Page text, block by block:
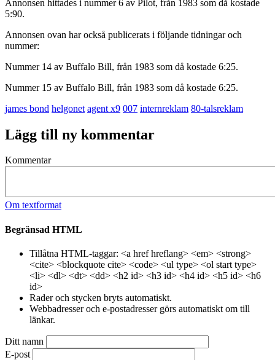
Annonsen hittades i nummer 6 av Pilot, från 1983 som då kostade
5:90.
Annonsen ovan har också publicerats i följande tidningar och
nummer:
Nummer 14 av Buffalo Bill, från 1983 som då kostade 6:25.
Nummer 15 av Buffalo Bill, från 1983 som då kostade 6:25.
james bond helgonet agent x9 007 internreklam 80-talsreklam
Lägg till ny kommentar
Kommentar
Om textformat
Begränsad HTML
Tillåtna HTML-taggar: <a href hreflang> <em> <strong>
<cite> <blockquote cite> <code> <ul type> <ol start type>
<li> <dl> <dt> <dd> <h2 id> <h3 id> <h4 id> <h5 id> <h6
id>
Rader och stycken bryts automatiskt.
Webbadresser och e-postadresser görs automatiskt om till
länkar.
Ditt namn
E-post